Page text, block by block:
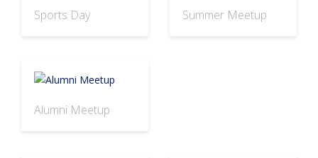
Sports Day Summer Meetup
Alumni Meetup